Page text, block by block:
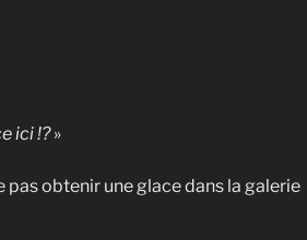
ici !?»
pas obtenir une glace dans la galerie